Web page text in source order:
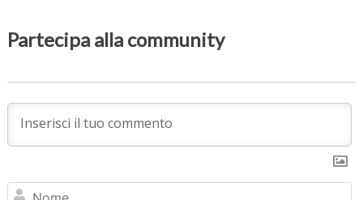
Partecipa alla community